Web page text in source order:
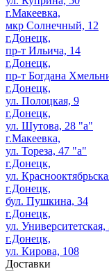
г.Макеевка,
мкр Солнечный, 12
г.Донецк,
пр-т Ильича, 14
г.Донецк,
пр-т Богдана
г.Донецк,
ул. Полоцкая, 9
г.Донецк,
ул. Шутова, 28 "а"
г.Макеевка,
ул. Тореза, 47 "а"
г.Донецк,
ул.
г.Донецк,
бул. Пушкина, 34
г.Донецк,
ул. Университетская,
г.Донецк,
ул. Кирова, 108
Доставки